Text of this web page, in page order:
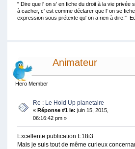
" Dire que l' on s' en fiche du droit à la vie privée
à cacher, c' est comme déclarer que l' on se
expression sous prétexte qu' on a rien à dire."
Animateur
Hero Member
Re : Le Hold Up planetaire
«Réponse #1 le: juin 15, 2015,
06:16:42 pm »
Excellente publication E18i3
Mais je suis tout de même curieux